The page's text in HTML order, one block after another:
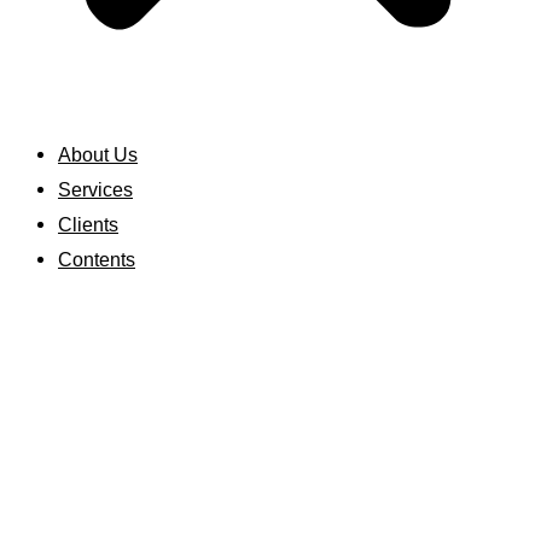
About Us
Services
Clients
Contents